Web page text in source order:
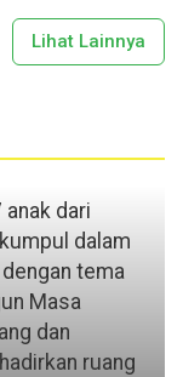
Lihat Lainnya
anak dari
dalam
tema
Masa
dan
ruang